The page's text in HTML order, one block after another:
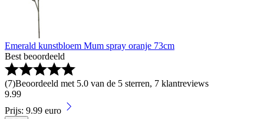
Emerald kunstbloem Mum spray oranje 73cm
Best beoordeeld
(7)Beoordeeld met 5.0 van de 5 sterren, 7 klantreviews
9.99
Prijs: 9.99 euro